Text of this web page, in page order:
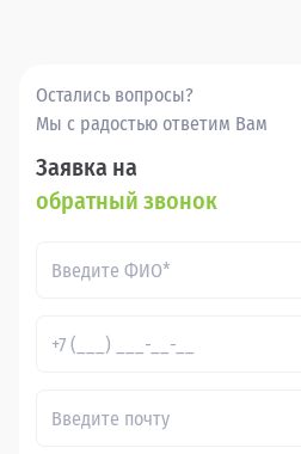
Остались вопросы?
Мы с радостью ответим Вам
Заявка на
обратный звонок